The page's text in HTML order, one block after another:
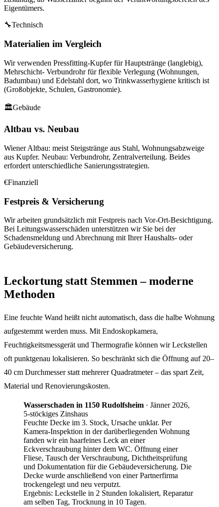
Eigentümers.
🔧Technisch
Materialien im Vergleich
Wir verwenden Pressfitting-Kupfer für Hauptstränge (langlebig),
Mehrschicht- Verbundrohr für flexible Verlegung (Wohnungen,
Badumbau) und Edelstahl dort, wo Trinkwasserhygiene kritisch ist
(Großobjekte, Schulen, Gastronomie).
🏛Gebäude
Altbau vs. Neubau
Wiener Altbau: meist Steigstränge aus Stahl, Wohnungsabzweige
aus Kupfer. Neubau: Verbundrohr, Zentralverteilung. Beides
erfordert unterschiedliche Sanierungsstrategien.
€Finanziell
Festpreis & Versicherung
Wir arbeiten grundsätzlich mit Festpreis nach Vor-Ort-Besichtigung.
Bei Leitungswasserschäden unterstützen wir Sie bei der
Schadensmeldung und Abrechnung mit Ihrer Haushalts- oder
Gebäudeversicherung.
Leckortung statt Stemmen – moderne
Methoden
Eine feuchte Wand heißt nicht automatisch, dass die halbe Wohnung
aufgestemmt werden muss. Mit Endoskopkamera,
Feuchtigkeitsmessgerät und Thermografie können wir Leckstellen
oft punktgenau lokalisieren. So beschränkt sich die Öffnung auf 20–
40 cm Durchmesser statt mehrerer Quadratmeter – das spart Zeit,
Material und Renovierungskosten.
Wasserschaden in 1150 Rudolfsheim · Jänner 2026,
5-stöckiges Zinshaus
Feuchte Decke im 3. Stock, Ursache unklar. Per
Kamera-Inspektion in der darüberliegenden Wohnung
fanden wir ein haarfeines Leck an einer
Eckverschraubung hinter dem WC. Öffnung einer
Fliese, Tausch der Verschraubung, Dichtheitsprüfung
und Dokumentation für die Gebäudeversicherung. Die
Decke wurde anschließend von einer Partnerfirma
trockengelegt und neu verputzt.
Ergebnis: Leckstelle in 2 Stunden lokalisiert, Reparatur
am selben Tag, Trocknung in 10 Tagen.